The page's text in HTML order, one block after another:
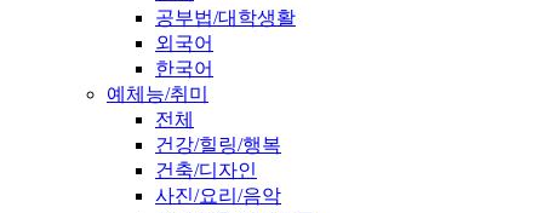
공부법/대학생활
외국어
한국어
예체능/취미
전체
건강/힐링/행복
건축/디자인
사진/요리/음악